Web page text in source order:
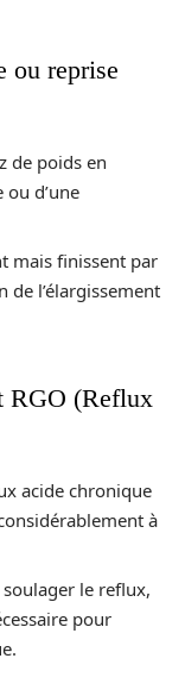
ou reprise
de poids en
d’une
mais finissent par
de l’élargissement
RGO (Reflux
acide chronique
à
le reflux,
pour